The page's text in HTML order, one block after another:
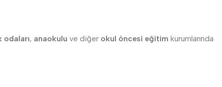
odaları, anaokulu ve diğer okul öncesi eğitim kurumlarında